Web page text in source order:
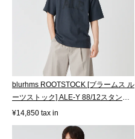
blurhms ROOTSTOCK [ブラームス ル
ーツストック] ALE-Y 88/12スタンダ
ード...
¥14,850 tax in